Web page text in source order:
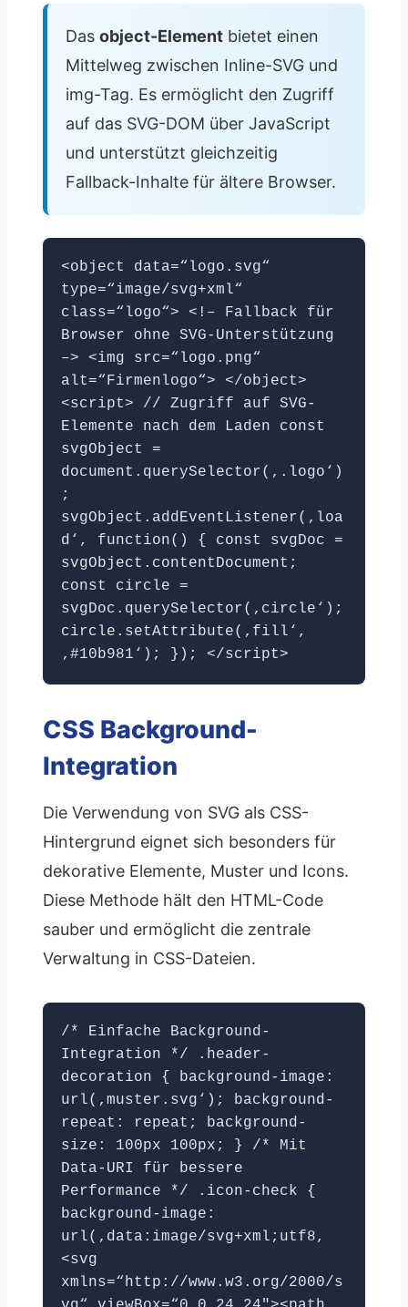
Das object-Element bietet einen
Mittelweg zwischen Inline-SVG und
img-Tag. Es ermöglicht den Zugriff
auf das SVG-DOM über JavaScript
und unterstützt gleichzeitig
Fallback-Inhalte für ältere Browser.
<object data=“logo.svg“
type=“image/svg+xml“
class=“logo“> <!– Fallback für
Browser ohne SVG-Unterstützung
–> <img src=“logo.png“
alt=“Firmenlogo“> </object>
<script> // Zugriff auf SVG-
Elemente nach dem Laden const
svgObject =
document.querySelector(‚.logo‘)
;
svgObject.addEventListener(‚loa
d‘, function() { const svgDoc =
svgObject.contentDocument;
const circle =
svgDoc.querySelector(‚circle‘);
circle.setAttribute(‚fill‘,
‚#10b981‘); }); </script>
CSS Background-
Integration
Die Verwendung von SVG als CSS-
Hintergrund eignet sich besonders für
dekorative Elemente, Muster und Icons.
Diese Methode hält den HTML-Code
sauber und ermöglicht die zentrale
Verwaltung in CSS-Dateien.
/* Einfache Background-
Integration */ .header-
decoration { background-image:
url(‚muster.svg‘); background-
repeat: repeat; background-
size: 100px 100px; } /* Mit
Data-URI für bessere
Performance */ .icon-check {
background-image:
url(‚data:image/svg+xml;utf8,
<svg
xmlns=“http://www.w3.org/2000/s